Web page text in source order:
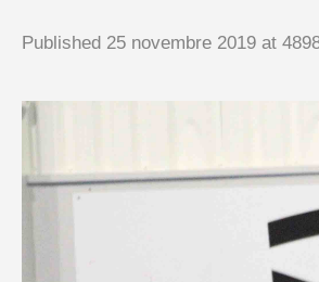
Published 25 novembre 2019 at